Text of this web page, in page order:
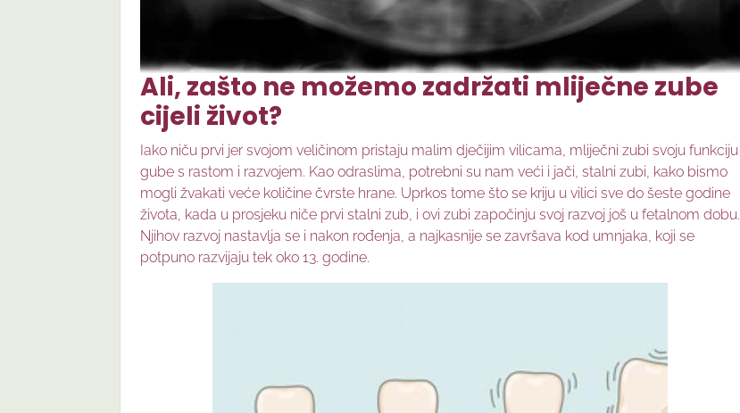
Ali, zašto ne možemo zadržati mliječne zube
cijeli život?
Iako niču prvi jer svojom veličinom pristaju malim dječijim vilicama, mliječni zubi svoju funkciju
gube s rastom i razvojem. Kao odraslima, potrebni su nam veći i jači, stalni zubi, kako bismo
mogli žvakati veće količine čvrste hrane. Uprkos tome što se kriju u vilici sve do šeste godine
života, kada u prosjeku niče prvi stalni zub, i ovi zubi započinju svoj razvoj još u fetalnom dobu.
Njihov razvoj nastavlja se i nakon rođenja, a najkasnije se završava kod umnjaka, koji se
potpuno razvijaju tek oko 13. godine.